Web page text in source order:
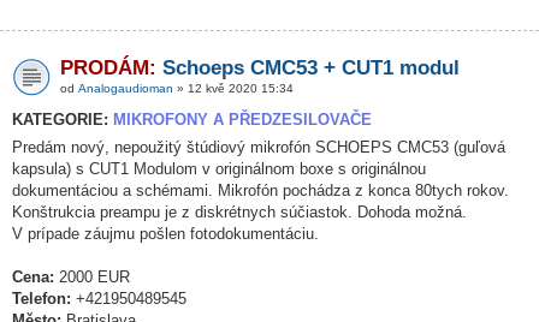
PRODÁM: Schoeps CMC53 + CUT1 modul
od Analogaudioman » 12 kvě 2020 15:34
KATEGORIE: MIKROFONY A PŘEDZESILOVAČE
Predám nový, nepoužitý štúdiový mikrofón SCHOEPS CMC53 (guľová
kapsula) s CUT1 Modulom v originálnom boxe s originálnou
dokumentáciou a schémami. Mikrofón pochádza z konca 80tych rokov.
Konštrukcia preampu je z diskrétnych súčiastok. Dohoda možná.
V prípade záujmu pošlen fotodokumentáciu.
Cena: 2000 EUR
Telefon: +421950489545